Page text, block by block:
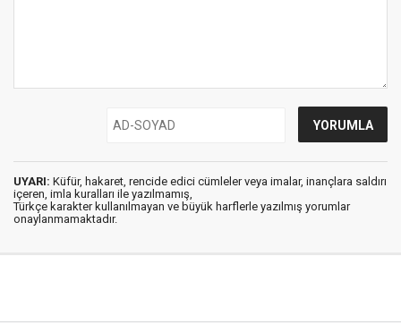
UYARI: Küfür, hakaret, rencide edici cümleler veya imalar, inançlara saldırı
içeren, imla kuralları ile yazılmamış,
Türkçe karakter kullanılmayan ve büyük harflerle yazılmış yorumlar
onaylanmamaktadır.